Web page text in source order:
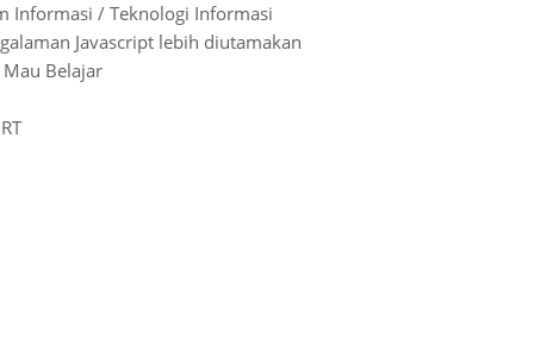
Informasi / Teknologi Informasi
Javascript lebih diutamakan
Belajar